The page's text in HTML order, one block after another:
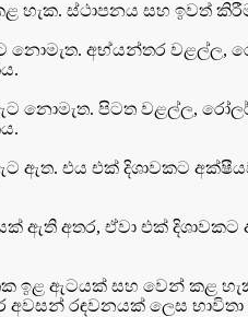
හැක. ස්ථාපනය සහ ඉවත්
නොමැත. අභ්යන්තර
නොමැත. පිටත වළල්ල,
ඇත. එය එක් දිශාවකට
අතර, ඒවා එක්
ඉළ ඇටයක් සහ වෙන් කළ
අවසන් රඳවනයක් ලෙස භාවිතා